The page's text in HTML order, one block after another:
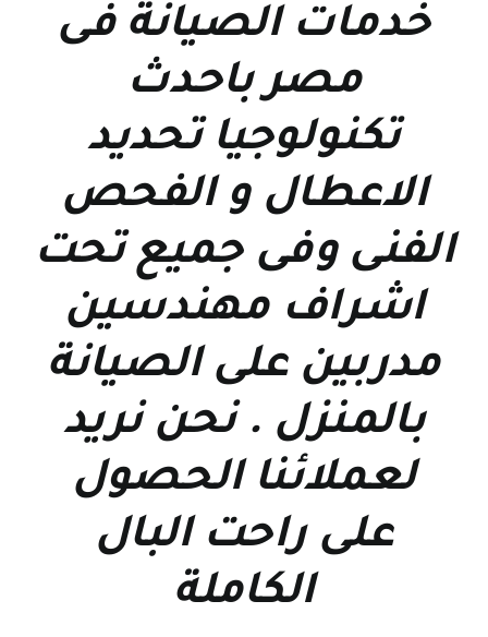
خدمات الصيانة فى
مصر باحدث
تكنولوجيا تحديد
الاعطال و الفحص
الفنى وفى جميع تحت
اشراف مهندسين
مدربين على الصيانة
بالمنزل . نحن نريد
لعملائنا الحصول
على راحت البال
الكاملة